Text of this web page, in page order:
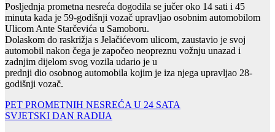
Posljednja prometna nesreća dogodila se jučer oko 14 sati i 45
minuta kada je 59-godišnji vozač upravljao osobnim automobilom
Ulicom Ante Starčevića u Samoboru.
Dolaskom do raskrižja s Jelačićevom ulicom, zaustavio je svoj
automobil nakon čega je započeo neopreznu vožnju unazad i
zadnjim dijelom svog vozila udario je u
prednji dio osobnog automobila kojim je iza njega upravljao 28-
godišnji vozač.
Navigacija
objava
PET PROMETNIH NESREĆA U 24 SATA
SVJETSKI DAN RADIJA